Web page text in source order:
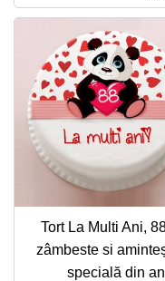
Tort La Multi Ani,
zâmbeste si
specială din